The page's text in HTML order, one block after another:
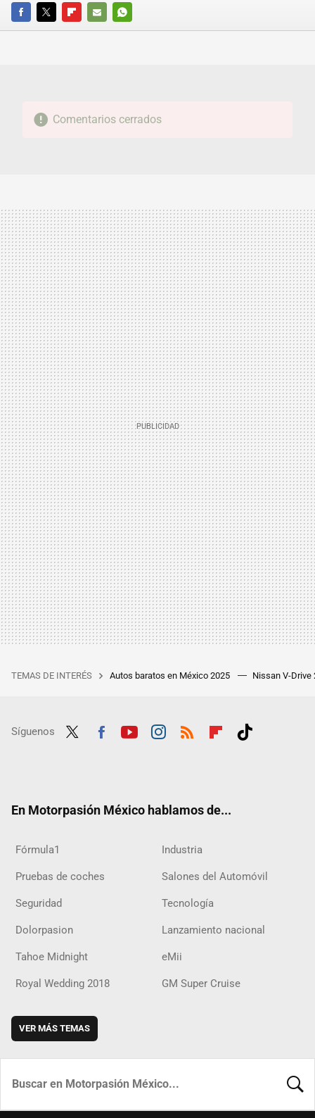
FACEBOOKTWITTERFLIPBOARD
E-
WHATSAPP
Comentarios cerrados
TEMAS DE INTERÉS Autos baratos en México 2025 Nissan V-Drive
Síguenos
En Motorpasión México hablamos de...
Fórmula1 Industria
Pruebas de coches Salones del Automóvil
Seguridad Tecnología
Dolorpasion Lanzamiento nacional
Tahoe Midnight eMii
Royal Wedding 2018 GM Super Cruise
VER MÁS TEMAS